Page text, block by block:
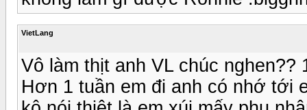
VietLang
Vô làm thịt anh VL chúc nghen??
Hơn 1 tuần em đi anh có nhớ tới